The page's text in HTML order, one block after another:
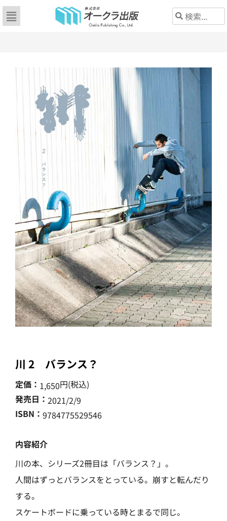
川 2 バランス？
定価： 1,650円(税込)
発売日： 2021/2/9
ISBN： 9784775529546
内容紹介
川の本、シリーズ2冊目は「バランス？」。
人間はずっとバランスをとっている。崩すと転んだり
する。
スケートボードに乗っている時とまるで同じ。